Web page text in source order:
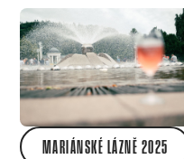
MARIÁNSKÉ LÁZNĚ 2025